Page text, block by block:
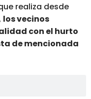
realiza desde
los vecinos
con el hurto
de mencionada